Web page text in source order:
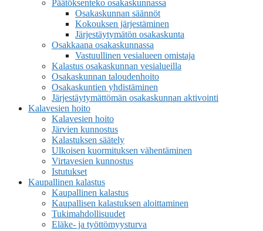
Päätöksenteko osakaskunnassa
Osakaskunnan säännöt
Kokouksen järjestäminen
Järjestäytymätön osakaskunta
Osakkaana osakaskunnassa
Vastuullinen vesialueen omistaja
Kalastus osakaskunnan vesialueilla
Osakaskunnan taloudenhoito
Osakaskuntien yhdistäminen
Järjestäytymättömän osakaskunnan aktivointi
Kalavesien hoito
Kalavesien hoito
Järvien kunnostus
Kalastuksen säätely
Ulkoisen kuormituksen vähentäminen
Virtavesien kunnostus
Istutukset
Kaupallinen kalastus
Kaupallinen kalastus
Kaupallisen kalastuksen aloittaminen
Tukimahdollisuudet
Eläke- ja työttömyysturva